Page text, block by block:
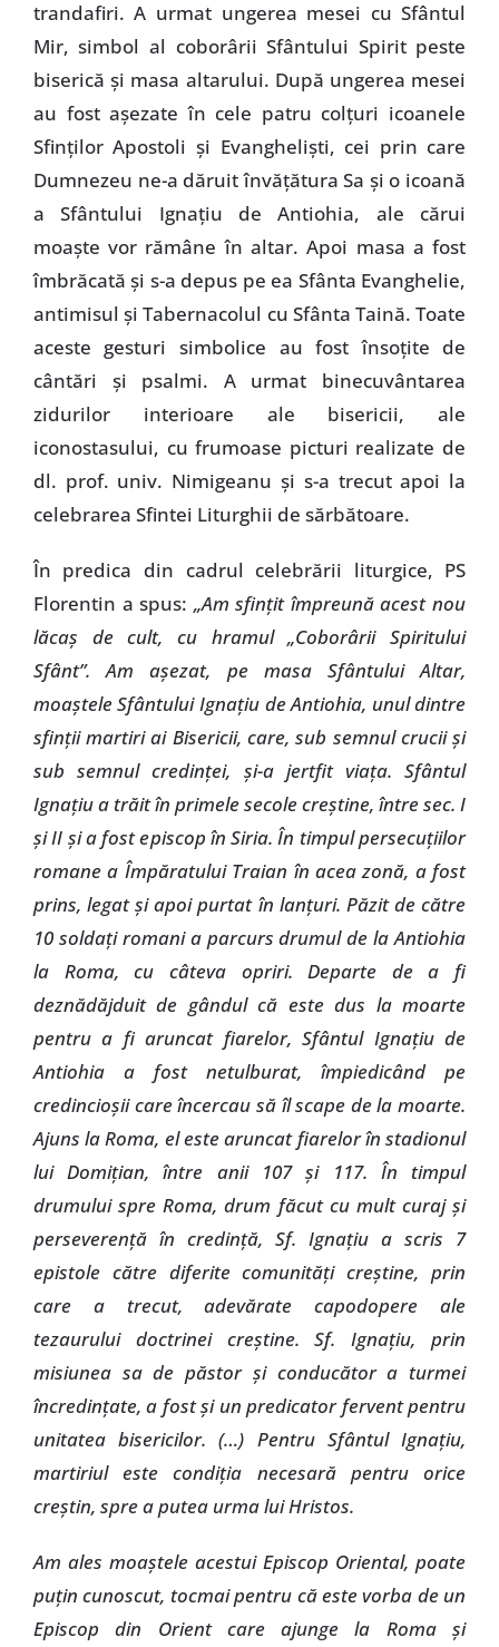
trandafiri. A urmat ungerea mesei cu Sfântul
Mir, simbol al coborârii Sfântului Spirit peste
biserică şi masa altarului. După ungerea mesei
au fost aşezate în cele patru colţuri icoanele
Sfinţilor Apostoli şi Evanghelişti, cei prin care
Dumnezeu ne-a dăruit învăţătura Sa şi o icoană
a Sfântului Ignaţiu de Antiohia, ale cărui
moaşte vor rămâne în altar. Apoi masa a fost
îmbrăcată şi s-a depus pe ea Sfânta Evanghelie,
antimisul şi Tabernacolul cu Sfânta Taină. Toate
aceste gesturi simbolice au fost însoţite de
cântări şi psalmi. A urmat binecuvântarea
zidurilor interioare ale bisericii, ale
iconostasului, cu frumoase picturi realizate de
dl. prof. univ. Nimigeanu şi s-a trecut apoi la
celebrarea Sfintei Liturghii de sărbătoare.
În predica din cadrul celebrării liturgice, PS
Florentin a spus: „Am sfinţit împreună acest nou
lăcaş de cult, cu hramul „Coborârii Spiritului
Sfânt”. Am aşezat, pe masa Sfântului Altar,
moaştele Sfântului Ignaţiu de Antiohia, unul dintre
sfinţii martiri ai Bisericii, care, sub semnul crucii şi
sub semnul credinţei, şi-a jertfit viaţa. Sfântul
Ignaţiu a trăit în primele secole creştine, între sec. I
şi II şi a fost episcop în Siria. În timpul persecuţiilor
romane a Împăratului Traian în acea zonă, a fost
prins, legat şi apoi purtat în lanţuri. Păzit de către
10 soldaţi romani a parcurs drumul de la Antiohia
la Roma, cu câteva opriri. Departe de a fi
deznădăjduit de gândul că este dus la moarte
pentru a fi aruncat fiarelor, Sfântul Ignaţiu de
Antiohia a fost netulburat, împiedicând pe
credincioşii care încercau să îl scape de la moarte.
Ajuns la Roma, el este aruncat fiarelor în stadionul
lui Domiţian, între anii 107 şi 117. În timpul
drumului spre Roma, drum făcut cu mult curaj şi
perseverenţă în credinţă, Sf. Ignaţiu a scris 7
epistole către diferite comunităţi creştine, prin
care a trecut, adevărate capodopere ale
tezaurului doctrinei creştine. Sf. Ignaţiu, prin
misiunea sa de păstor şi conducător a turmei
încredinţate, a fost şi un predicator fervent pentru
unitatea bisericilor. (…) Pentru Sfântul Ignaţiu,
martiriul este condiţia necesară pentru orice
creştin, spre a putea urma lui Hristos.
Am ales moaştele acestui Episcop Oriental, poate
puţin cunoscut, tocmai pentru că este vorba de un
Episcop din Orient care ajunge la Roma şi